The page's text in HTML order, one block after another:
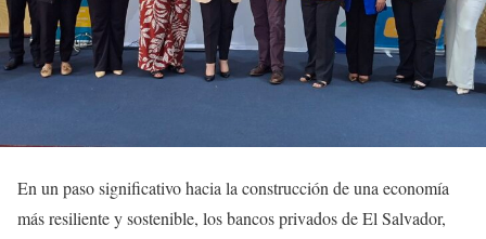
En un paso significativo hacia la construcción de una economía
más resiliente y sostenible, los bancos privados de El Salvador,